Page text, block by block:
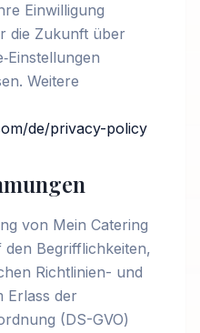
Einwilligung
die Zukunft über
Weitere
de/privacy-policy
von Mein Catering
Begrifflichkeiten,
Richtlinien- und
Erlass der
(DS-GVO)